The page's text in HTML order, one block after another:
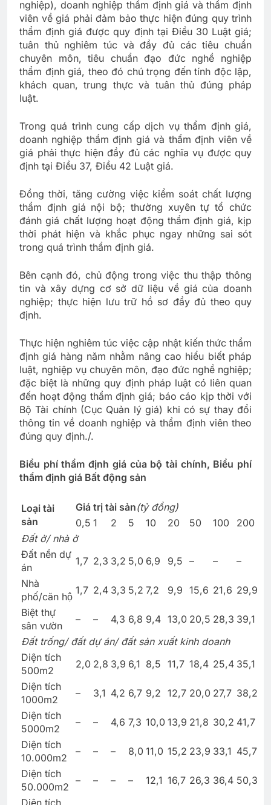
nghiệp), doanh nghiệp thẩm định giá và thẩm định
viên về giá phải đảm bảo thực hiện đúng quy trình
thẩm định giá được quy định tại Điều 30 Luật giá;
tuân thủ nghiêm túc và đầy đủ các tiêu chuẩn
chuyên môn, tiêu chuẩn đạo đức nghề nghiệp
thẩm định giá, theo đó chú trọng đến tính độc lập,
khách quan, trung thực và tuân thủ đúng pháp
luật.
Trong quá trình cung cấp dịch vụ thẩm định giá,
doanh nghiệp thẩm định giá và thẩm định viên về
giá phải thực hiện đầy đủ các nghĩa vụ được quy
định tại Điều 37, Điều 42 Luật giá.
Đồng thời, tăng cường việc kiểm soát chất lượng
thẩm định giá nội bộ; thường xuyên tự tổ chức
đánh giá chất lượng hoạt động thẩm định giá, kịp
thời phát hiện và khắc phục ngay những sai sót
trong quá trình thẩm định giá.
Bên cạnh đó, chủ động trong việc thu thập thông
tin và xây dựng cơ sở dữ liệu về giá của doanh
nghiệp; thực hiện lưu trữ hồ sơ đầy đủ theo quy
định.
Thực hiện nghiêm túc việc cập nhật kiến thức thẩm
định giá hàng năm nhằm nâng cao hiểu biết pháp
luật, nghiệp vụ chuyên môn, đạo đức nghề nghiệp;
đặc biệt là những quy định pháp luật có liên quan
đến hoạt động thẩm định giá; báo cáo kịp thời với
Bộ Tài chính (Cục Quản lý giá) khi có sự thay đổi
thông tin về doanh nghiệp và thẩm định viên theo
đúng quy định./.
Biểu phí thẩm định giá của bộ tài chính, Biểu phí
thẩm định giá Bất động sản
Loại tài
sản
Giá trị tài sản(tỷ đồng)
0,5 1 2 5 10 20 50 100
200
Đất ở/ nhà ở
Đất nền dự
án
1,7 2,3 3,2 5,0 6,9 9,5 – –
–
Nhà
phố/căn hộ
1,7 2,4 3,3 5,2 7,2 9,9 15,6 21,6 29,9
Biệt thự
sân vườn
– – 4,3 6,8 9,4 13,0 20,5 28,3 39,1
Đất trống/ đất dự án/ đất sản xuất kinh doanh
Diện tích
500m2
2,0 2,8 3,9 6,1 8,5 11,7 18,4 25,4 35,1
Diện tích
1000m2
– 3,1 4,2 6,7 9,2 12,7 20,0 27,7 38,2
Diện tích
5000m2
– – 4,6 7,3 10,0 13,9 21,8 30,2 41,7
Diện tích
10.000m2
– – – 8,0 11,0 15,2 23,9 33,1 45,7
Diện tích
50.000m2
– – – – 12,1 16,7 26,3 36,4 50,3
Diện tích